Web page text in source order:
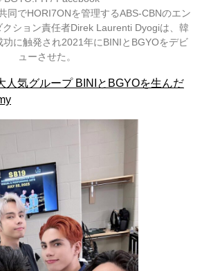
同でHORI7ONを管理するABS-CBNのエン
クション責任者Direk Laurenti Dyogiは、韓
功に触発され2021年にBINIとBGYOをデビ
ューさせた。
人気グループ BINIとBGYOを生んだ